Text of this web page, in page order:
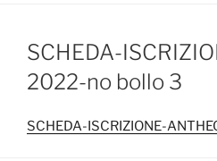
SCHEDA-
2022-no bollo 3
SCHEDA-ISCRIZIONE-